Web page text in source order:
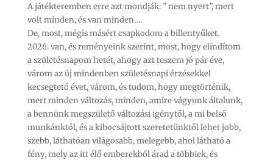
A játékteremben erre azt mondják: ” nem nyert”, mert
volt minden, és van minden….
De, most, mégis másért csapkodom a billentyűket.
2026. van, és reményeink szerint, most, hogy elindítom
a születésnapom hetét, ahogy azt teszem jó pár éve,
várom az új mindenben születésnapi érzésekkel
kecsegtető évet, várom, és tudom, hogy megtörténik,
mert minden változás, minden, amire vágyunk általunk,
a bennünk megszülető változási igénytől, a mi belső
munkánktól, és a kibocsájtott szeretetünktől lehet jobb,
szebb, láthatóan világosabb, melegebb, ahol látható a
fény, mely az itt élő emberekből árad a többiek, és